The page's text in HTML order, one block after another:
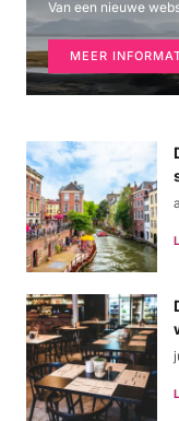
Van een nieuwe
MEER